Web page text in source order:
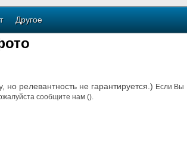
Другое
но релевантность не гарантируется.) Если Вы
сообщите нам ().